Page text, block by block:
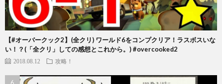
【#オーバークック2】(全クリ) ワールド6をコンプクリア！ラスボスいな
い！？(「全クリ」しての感想とこれから。) #overcooked2
2018.08.12 攻略！